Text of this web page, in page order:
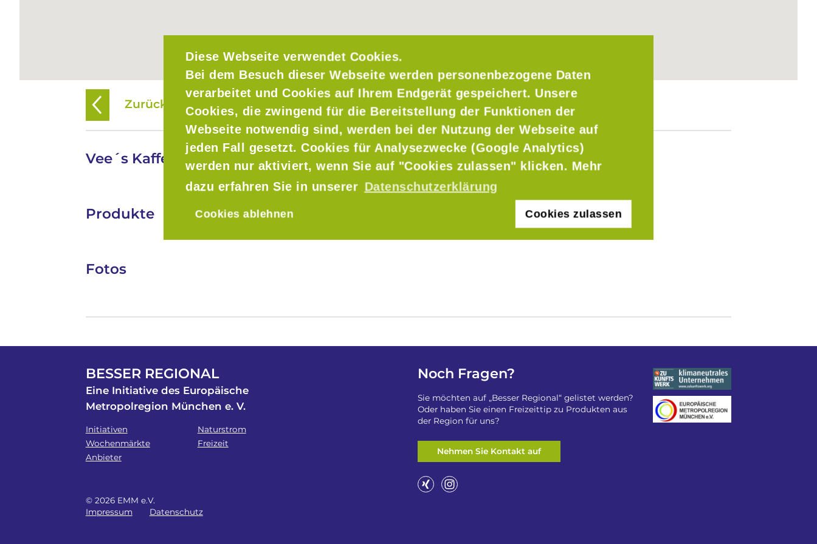
Diese Webseite verwendet Cookies.
Bei dem Besuch dieser Webseite werden personenbezogene Daten
verarbeitet und Cookies auf Ihrem Endgerät gespeichert. Unsere
Cookies, die zwingend für die Bereitstellung der Funktionen der
Webseite notwendig sind, werden bei der Nutzung der Webseite auf
jeden Fall gesetzt. Cookies für Analysezwecke (Google Analytics)
werden nur aktiviert, wenn Sie auf "Cookies zulassen" klicken. Mehr
dazu erfahren Sie in unserer Datenschutzerklärung
Cookies ablehnen Cookies zulassen
Zurück zur Übersicht
Vee´s Kaffee GmbH
Produkte
Fotos
BESSER REGIONAL
Eine Initiative des Europäische
Metropolregion München e. V.
Initiativen
Wochenmärkte
Anbieter
Naturstrom
Freizeit
© 2026 EMM e.V.
Impressum
Datenschutz
Noch Fragen?
Sie möchten auf „Besser Regional“ gelistet werden?
Oder haben Sie einen Freizeittip zu Produkten aus
der Region für uns?
Nehmen Sie Kontakt auf